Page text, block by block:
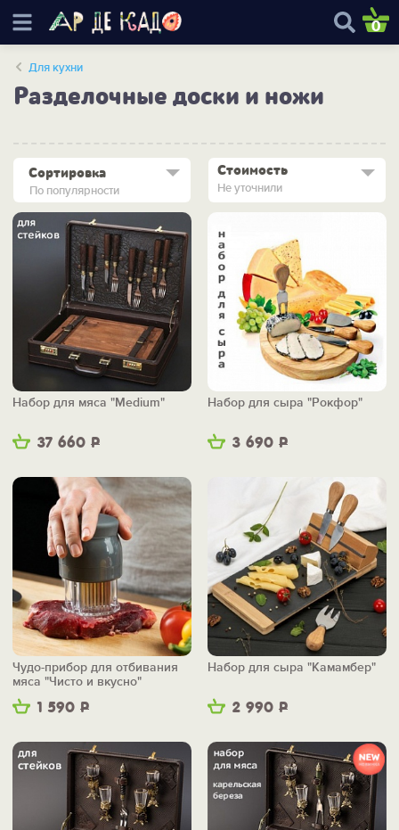
0
Для кухни
Разделочные доски и ножи
По популярности
Сортировка Стоимость
Не уточнили
37 660 Р
Набор для мяса "Medium"
3 690 Р
Набор для сыра "Рокфор"
1 590 Р
Чудо-прибор для отбивания
мяса "Чисто и вкусно"
2 990 Р
Набор для сыра "Камамбер"